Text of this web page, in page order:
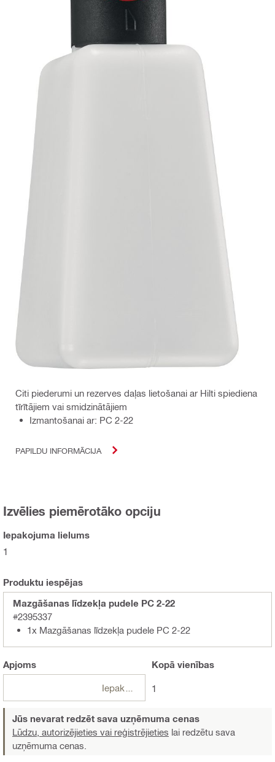
Citi piederumi un rezerves daļas lietošanai ar Hilti spiediena
tīrītājiem vai smidzinātājiem
Izmantošanai ar: PC 2-22
PAPILDU INFORMĀCIJA
Izvēlies piemērotāko opciju
Iepakojuma lielums
1
Produktu iespējas
Mazgāšanas līdzekļa pudele PC 2-22
#2395337
1x Mazgāšanas līdzekļa pudele PC 2-22
Apjoms Kopā vienības
1
Jūs nevarat redzēt sava uzņēmuma cenas
Lūdzu, autorizējieties vai reģistrējieties lai redzētu sava
uzņēmuma cenas.